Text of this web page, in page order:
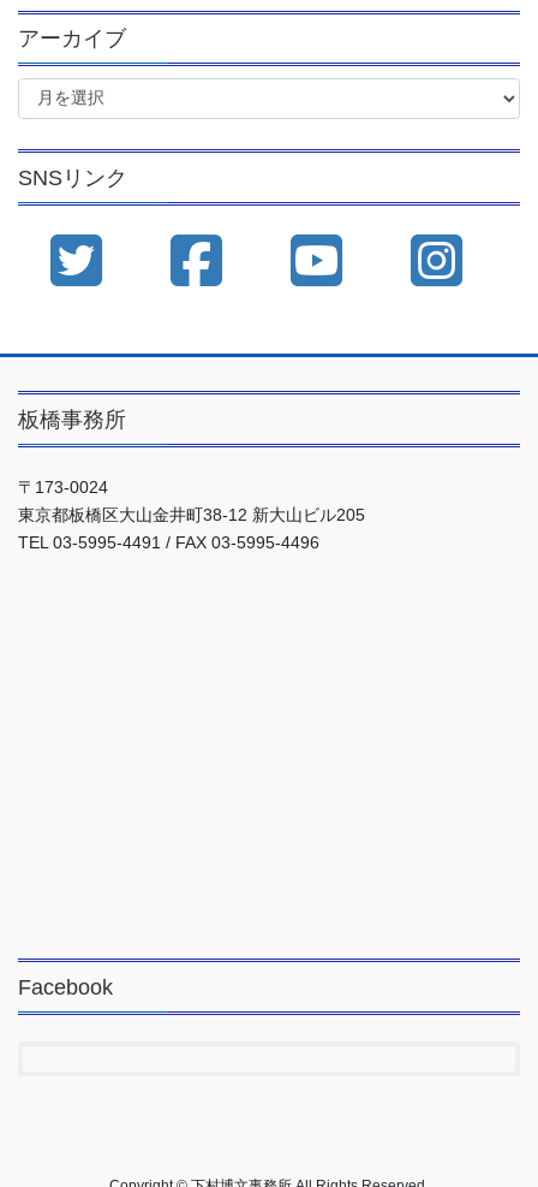
アーカイブ
ア
イ
ブ
SNSリンク
板橋事務所
〒173-0024
東京都板橋区大山金井町38-12 新大山ビル205
TEL 03-5995-4491 / FAX 03-5995-4496
Facebook